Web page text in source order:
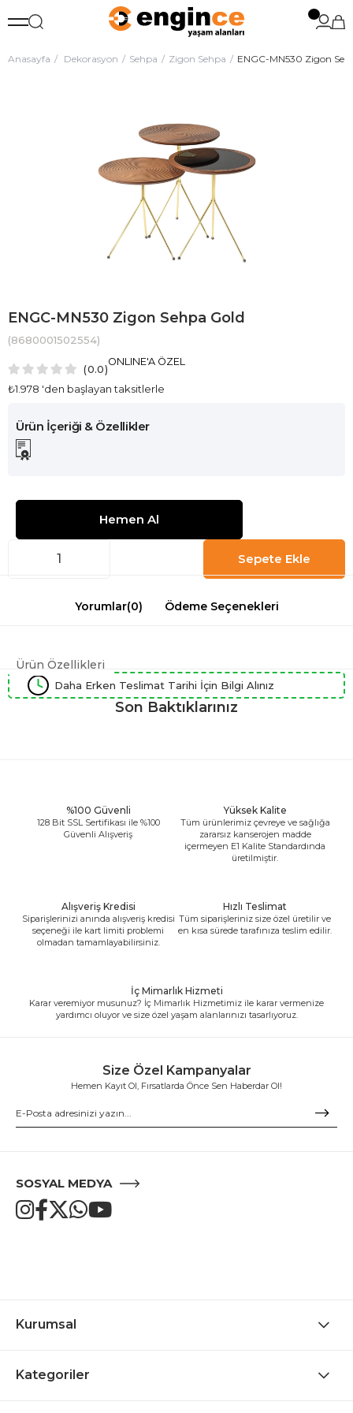
Anasayfa Dekorasyon Sehpa Zigon Sehpa ENGC-MN530 Zigon
ENGC-MN530 Zigon Sehpa Gold
(8680001502554)
0.0
₺1.978 'den başlayan taksitlerle
ONLINE'A ÖZEL
Yorumlar(0) Ödeme Seçenekleri
Ürün Özellikleri
Daha Erken Teslimat Tarihi İçin Bilgi Alınız
Son Baktıklarınız
%100 Güvenli
128 Bit SSL Sertifikası ile %100
Güvenli Alışveriş
Yüksek Kalite
Tüm ürünlerimiz çevreye ve sağlığa
zararsız kanserojen madde
içermeyen E1 Kalite Standardında
üretilmiştir.
Alışveriş Kredisi
Siparişlerinizi anında alışveriş kredisi
seçeneği ile kart limiti problemi
olmadan tamamlayabilirsiniz.
Hızlı Teslimat
Tüm siparişleriniz size özel üretilir ve
en kısa sürede tarafınıza teslim edilir.
İç Mimarlık Hizmeti
Karar veremiyor musunuz? İç Mimarlık Hizmetimiz ile karar vermenize
yardımcı oluyor ve size özel yaşam alanlarınızı tasarlıyoruz.
Size Özel Kampanyalar
Hemen Kayıt Ol, Fırsatlarda Önce Sen Haberdar Ol!
SOSYAL MEDYA
Kurumsal
Kategoriler